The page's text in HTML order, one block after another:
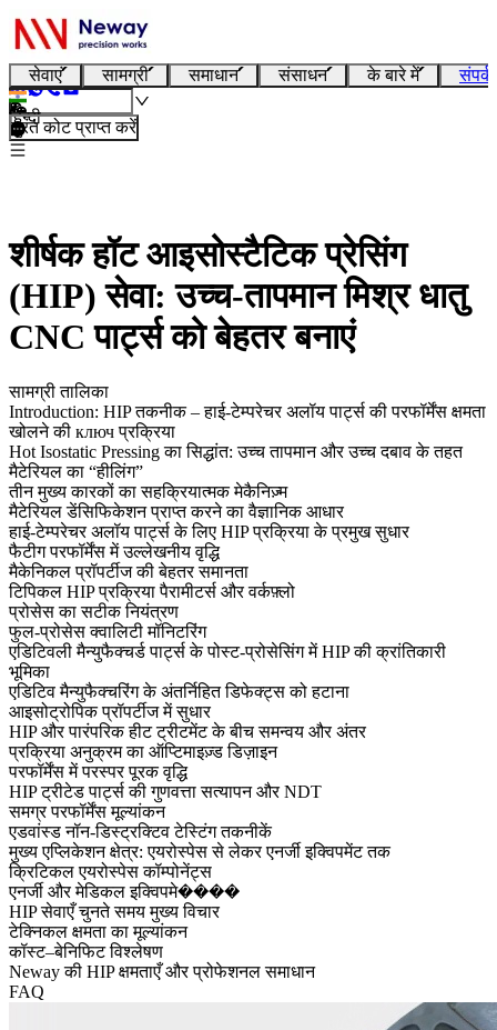
सेवाएं सामग्री समाधान संसाधन के बारे में
हिन्दी
तुरंत कोट प्राप्त करें
शीर्षक हॉट आइसोस्टैटिक प्रेसिंग
(HIP) सेवा: उच्च-तापमान मिश्र धातु
CNC पार्ट्स को बेहतर बनाएं
सामग्री तालिका
Introduction: HIP तकनीक – हाई-टेम्परेचर अलॉय पार्ट्स की परफॉर्मेंस क्षमता
खोलने की ключ प्रक्रिया
Hot Isostatic Pressing का सिद्धांत: उच्च तापमान और उच्च दबाव के तहत
मैटेरियल का “हीलिंग”
तीन मुख्य कारकों का सहक्रियात्मक मेकैनिज़्म
मैटेरियल डेंसिफिकेशन प्राप्त करने का वैज्ञानिक आधार
हाई-टेम्परेचर अलॉय पार्ट्स के लिए HIP प्रक्रिया के प्रमुख सुधार
फैटीग परफॉर्मेंस में उल्लेखनीय वृद्धि
मैकेनिकल प्रॉपर्टीज की बेहतर समानता
टिपिकल HIP प्रक्रिया पैरामीटर्स और वर्कफ़्लो
प्रोसेस का सटीक नियंत्रण
फुल-प्रोसेस क्वालिटी मॉनिटरिंग
एडिटिवली मैन्युफैक्चर्ड पार्ट्स के पोस्ट-प्रोसेसिंग में HIP की क्रांतिकारी
भूमिका
एडिटिव मैन्युफैक्चरिंग के अंतर्निहित डिफेक्ट्स को हटाना
आइसोट्रोपिक प्रॉपर्टीज में सुधार
HIP और पारंपरिक हीट ट्रीटमेंट के बीच समन्वय और अंतर
प्रक्रिया अनुक्रम का ऑप्टिमाइज़्ड डिज़ाइन
परफॉर्मेंस में परस्पर पूरक वृद्धि
HIP ट्रीटेड पार्ट्स की गुणवत्ता सत्यापन और NDT
समग्र परफॉर्मेंस मूल्यांकन
एडवांस्ड नॉन-डिस्ट्रक्टिव टेस्टिंग तकनीकें
मुख्य एप्लिकेशन क्षेत्र: एयरोस्पेस से लेकर एनर्जी इक्विपमेंट तक
क्रिटिकल एयरोस्पेस कॉम्पोनेंट्स
एनर्जी और मेडिकल इक्विपमे����
HIP सेवाएँ चुनते समय मुख्य विचार
टेक्निकल क्षमता का मूल्यांकन
कॉस्ट–बेनिफिट विश्लेषण
Neway की HIP क्षमताएँ और प्रोफेशनल समाधान
FAQ